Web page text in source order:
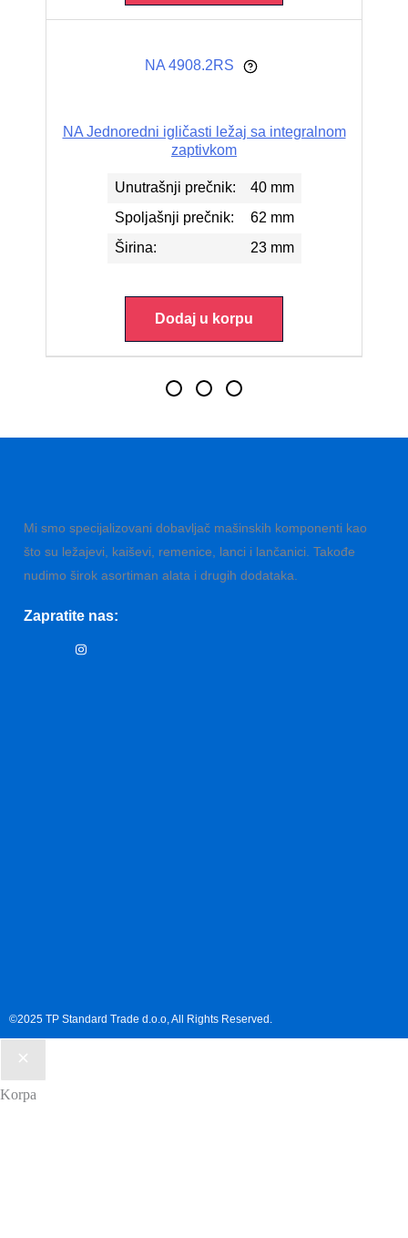
NA 4908.2RS
NA Jednoredni igličasti ležaj sa integralnom
zaptivkom
Unutrašnji prečnik:
40 mm
Spoljašnji prečnik:
62 mm
Širina:
23 mm
Dodaj u korpu
Mi smo specijalizovani dobavljač mašinskih komponenti kao
što su ležajevi, kaiševi, remenice, lanci i lančanici. Takođe
nudimo širok asortiman alata i drugih dodataka.
Zapratite nas:
©2025 TP Standard Trade d.o.o, All Rights Reserved.
Korpa